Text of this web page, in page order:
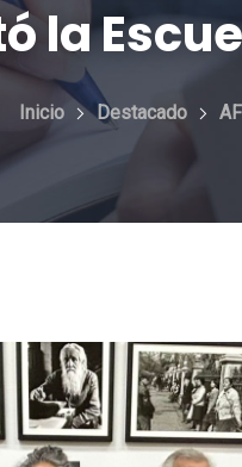
la
Inicio Destacado